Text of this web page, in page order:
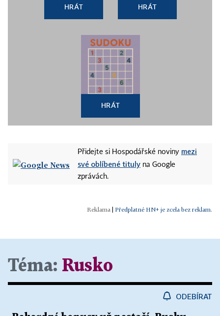
HRÁT HRÁT
HRÁT
Přidejte si Hospodářské noviny mezi
své oblíbené tituly na Google
zprávách.
Předplatné HN+ je zcela bez reklam.
Téma: Rusko
ODEBÍRAT